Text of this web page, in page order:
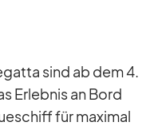
sind ab dem 4.
Er­leb­nis an Bord
für ma­xi­mal